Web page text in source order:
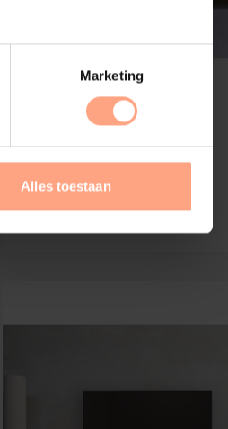
Marketing
Alles toestaan
3-kleppen | Eiken
€1.825,-